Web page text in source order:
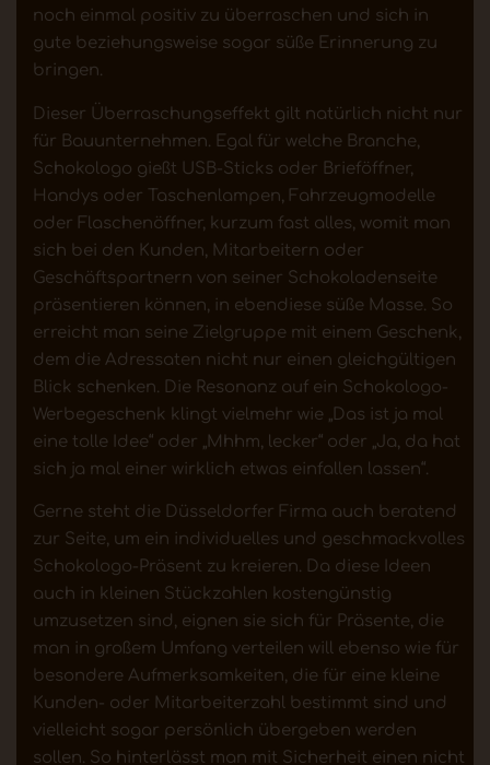
noch einmal positiv zu überraschen und sich in
gute beziehungsweise sogar süße Erinnerung zu
bringen.
Dieser Überraschungseffekt gilt natürlich nicht nur
für Bauunternehmen. Egal für welche Branche,
Schokologo gießt USB-Sticks oder Brieföffner,
Handys oder Taschenlampen, Fahrzeugmodelle
oder Flaschenöffner, kurzum fast alles, womit man
sich bei den Kunden, Mitarbeitern oder
Geschäftspartnern von seiner Schokoladenseite
präsentieren können, in ebendiese süße Masse. So
erreicht man seine Zielgruppe mit einem Geschenk,
dem die Adressaten nicht nur einen gleichgültigen
Blick schenken. Die Resonanz auf ein Schokologo-
Werbegeschenk klingt vielmehr wie „Das ist ja mal
eine tolle Idee“ oder „Mhhm, lecker“ oder „Ja, da hat
sich ja mal einer wirklich etwas einfallen lassen“.
Gerne steht die Düsseldorfer Firma auch beratend
zur Seite, um ein individuelles und geschmackvolles
Schokologo-Präsent zu kreieren. Da diese Ideen
auch in kleinen Stückzahlen kostengünstig
umzusetzen sind, eignen sie sich für Präsente, die
man in großem Umfang verteilen will ebenso wie für
besondere Aufmerksamkeiten, die für eine kleine
Kunden- oder Mitarbeiterzahl bestimmt sind und
vielleicht sogar persönlich übergeben werden
sollen. So hinterlässt man mit Sicherheit einen nicht